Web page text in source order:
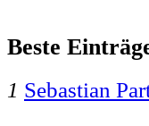
Beste
1 Sebastian